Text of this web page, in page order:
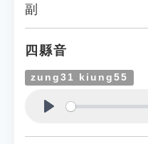
副
四縣音
zung31 kiung55